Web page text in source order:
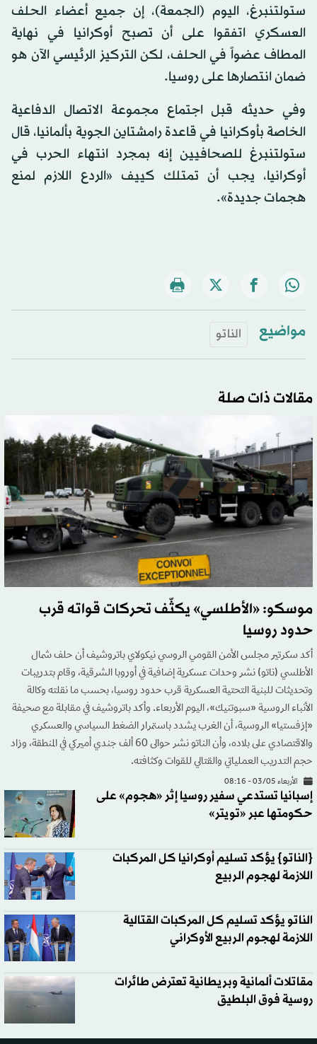
ستولتنبرغ، اليوم (الجمعة)، إن جميع أعضاء الحلف
العسكري اتفقوا على أن تصبح أوكرانيا في نهاية
المطاف عضواً في الحلف، لكن التركيز الرئيسي الآن هو
ضمان انتصارها على روسيا.
وفي حديثه قبل اجتماع مجموعة الاتصال الدفاعية
الخاصة بأوكرانيا في قاعدة رامشتاين الجوية بألمانيا، قال
ستولتنبرغ للصحافيين إنه بمجرد انتهاء الحرب في
أوكرانيا، يجب أن تمتلك كييف «الردع اللازم لمنع
هجمات جديدة».
مواضيع الناتو
مقالات ذات صلة
موسكو: «الأطلسي» يكثّف تحركات قواته قرب
حدود روسيا
أكد سكرتير مجلس الأمن القومي الروسي نيكولاي باتروشيف أن حلف شمال
الأطلسي (ناتو) نشر وحدات عسكرية إضافية في أوروبا الشرقية، وقام بتدريبات
وتحديثات للبنية التحتية العسكرية قرب حدود روسيا، بحسب ما نقلته وكالة
الأنباء الروسية «سبوتنيك»، اليوم الأربعاء. وأكد باتروشيف في مقابلة مع صحيفة
«إزفستيا» الروسية، أن الغرب يشدد باستمرار الضغط السياسي والعسكري
والاقتصادي على بلاده، وأن الناتو نشر حوالى 60 ألف جندي أميركي في المنطقة، وزاد
حجم التدريب العملياتي والقتالي للقوات وكثافته.
الأربعاء 03/05 - 08:16
إسبانيا تستدعي سفير روسيا إثر «هجوم» على
حكومتها عبر «تويتر»
{الناتو} يؤكد تسليم أوكرانيا كل المركبات
اللازمة لهجوم الربيع
الناتو يؤكد تسليم كل المركبات القتالية
اللازمة لهجوم الربيع الأوكراني
مقاتلات ألمانية وبريطانية تعترض طائرات
روسية فوق البلطيق